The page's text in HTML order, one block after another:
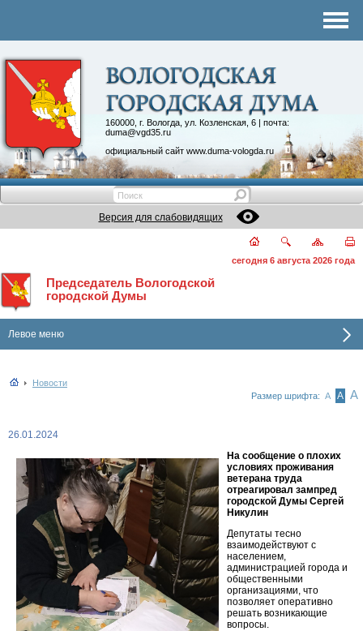
160000, г. Вологда, ул. Козленская, 6 | почта:
duma@vgd35.ru
официальный сайт www.duma-vologda.ru
Контакты
Депутатские объединения
Версия для слабовидящих
сегодня 6 августа 2026 года
Председатель Вологодской
городской Думы
Левое меню
Новости
Размер шрифта: А А А
26.01.2024
На сообщение о плохих
условиях проживания
ветерана труда
отреагировал зампред
городской Думы Сергей
Никулин
Депутаты тесно
взаимодействуют с
населением,
администрацией города и
общественными
организациями, что
позволяет оперативно
решать возникающие
вопросы.